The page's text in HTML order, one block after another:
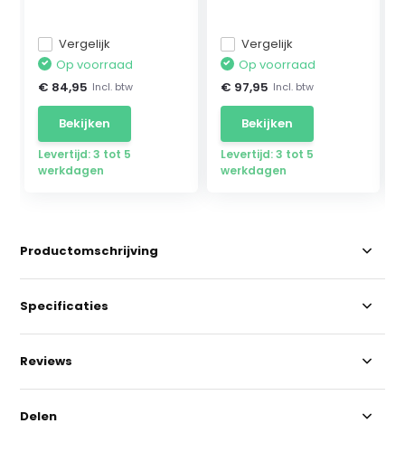
Vergelijk
Op voorraad
€ 84,95 Incl. btw
Bekijken
Levertijd: 3 tot 5
werkdagen
Vergelijk
Op voorraad
€ 97,95 Incl. btw
Bekijken
Levertijd: 3 tot 5
werkdagen
Productomschrijving
Specificaties
Reviews
Delen